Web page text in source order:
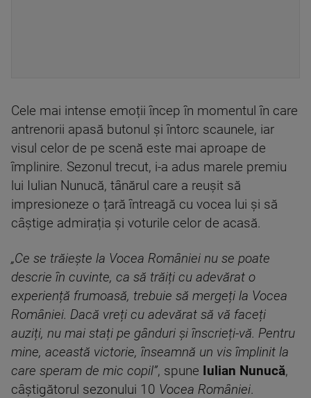
Cele mai intense emoții încep în momentul în care
antrenorii apasă butonul și întorc scaunele, iar
visul celor de pe scenă este mai aproape de
împlinire. Sezonul trecut, i-a adus marele premiu
lui Iulian Nunucă, tânărul care a reușit să
impresioneze o țară întreagă cu vocea lui și să
câștige admirația și voturile celor de acasă.
„Ce se trăiește la Vocea României nu se poate
descrie în cuvinte, ca să trăiți cu adevărat o
experiență frumoasă, trebuie să mergeți la Vocea
României. Dacă vreți cu adevărat să vă faceți
auziți, nu mai stați pe gânduri și înscrieți-vă. Pentru
mine, această victorie, înseamnă un vis împlinit la
care speram de mic copil”, spune Iulian Nunucă,
câștigătorul sezonului 10 Vocea României.